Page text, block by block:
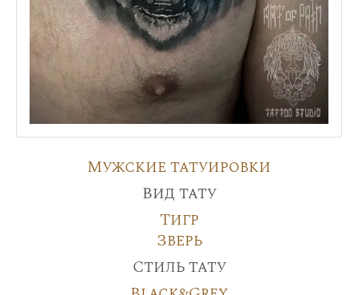
Мужские татуировки
Вид тату
Тигр
Зверь
Стиль тату